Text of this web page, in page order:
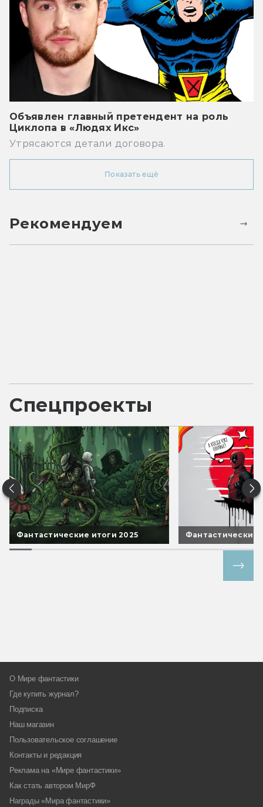
Объявлен главный претендент на роль
Циклопа в «Людях Икс»
Утрясаются детали договора.
Показать ещё
Рекомендуем
Спецпроекты
Фантастические итоги 2025 Фантастические
О Мире фантастики
Где купить журнал?
Подписка
Наш магазин
Пользовательское соглашение
Контакты и редакция
Реклама на «Мире фантастики»
Как стать автором МирФ
Награды «Мира фантастики»